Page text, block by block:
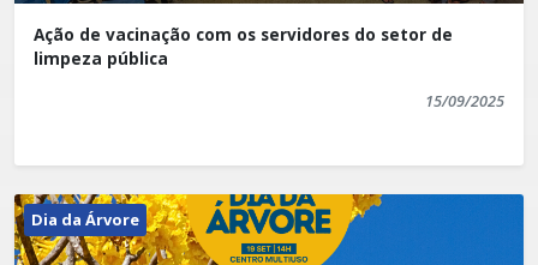
Ação de vacinação com os servidores do setor de
limpeza pública
15/09/2025
Dia da Árvore